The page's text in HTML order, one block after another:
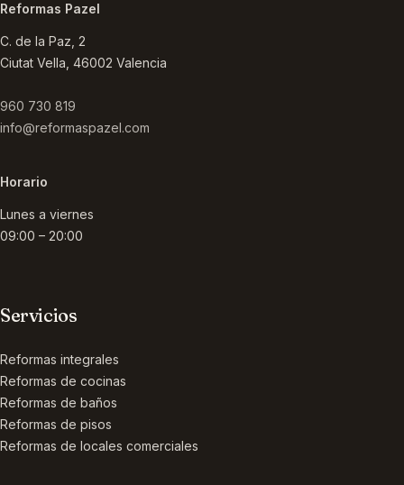
Reformas Pazel
C. de la Paz, 2
Ciutat Vella 46002 Valencia
960 730 819
info@reformaspazel.com
Horario
Lunes a viernes
09:00 – 20:00
Servicios
Reformas integrales
Reformas de cocinas
Reformas de baños
Reformas de pisos
Reformas de locales comerciales